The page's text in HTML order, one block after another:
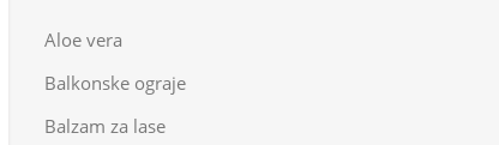
Aloe vera
Balkonske ograje
Balzam za lase